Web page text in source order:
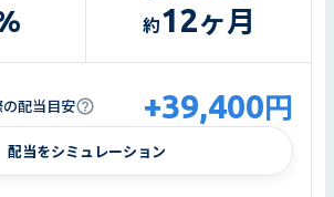
約12ヶ月
の配当目安 +39,400 円
配当をシミュレーション